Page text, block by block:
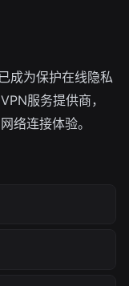
成为保护在线隐私
服务提供商，
络连接体验。